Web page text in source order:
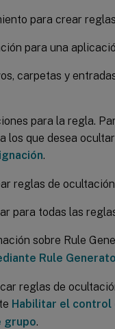
para crear
para una
carpetas y
para la regla.
los que desea
.
reglas de
para todas las
sobre Rule
Rule
reglas de
Habilitar el control
grupo.